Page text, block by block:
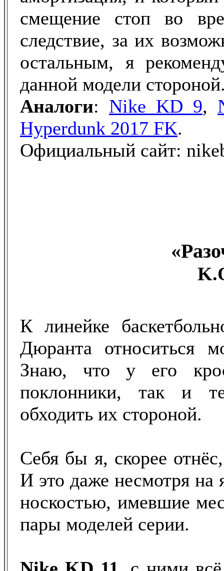
смещение стоп во
следствие, за их
остальным, я
данной модели
Аналоги: Nike KD 9,
Hyperdunk 2017 FK.
Официальный сайт:
К линейке
Дюранта относиться
Знаю, что у его
поклонники, так и
обходить их стороной.
Себя бы я, скорее
И это даже несмотря
носкостью, имевшие
пары моделей серии.